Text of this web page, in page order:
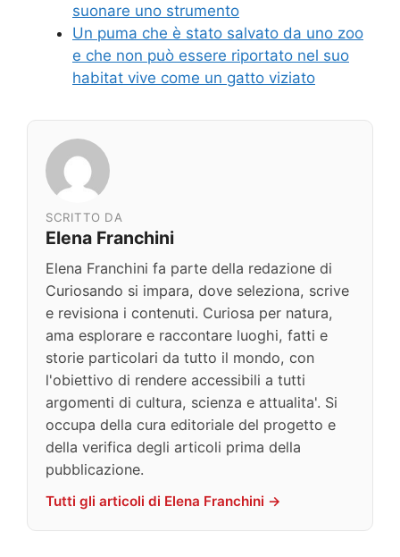
suonare uno strumento
Un puma che è stato salvato da uno zoo
e che non può essere riportato nel suo
habitat vive come un gatto viziato
SCRITTO DA
Elena Franchini
Elena Franchini fa parte della redazione di
Curiosando si impara, dove seleziona, scrive
e revisiona i contenuti. Curiosa per natura,
ama esplorare e raccontare luoghi, fatti e
storie particolari da tutto il mondo, con
l'obiettivo di rendere accessibili a tutti
argomenti di cultura, scienza e attualita'. Si
occupa della cura editoriale del progetto e
della verifica degli articoli prima della
pubblicazione.
Tutti gli articoli di Elena Franchini →